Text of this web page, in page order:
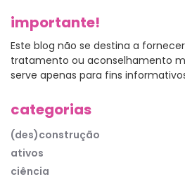
importante!
Este blog não se destina a
tratamento ou aconselhamento
serve apenas para fins
categorias
(des)construção
ativos
ciência